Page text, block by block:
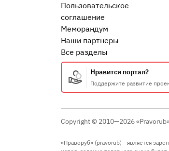
Пользовательское
соглашение
Меморандум
Наши партнеры
Все разделы
Нравится портал?
Поддержите развитие
Copyright © 2010—2026
«Праворуб» (pravorub) - является